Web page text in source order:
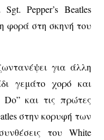
Pepper’s Beatles
φορά στη σκηνή του
για άλλη
γεμάτο χορό και
και τις πρώτες
στην κορυφή των
του White